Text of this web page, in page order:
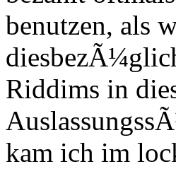
benutzen, als
Riddims in
kam ich im